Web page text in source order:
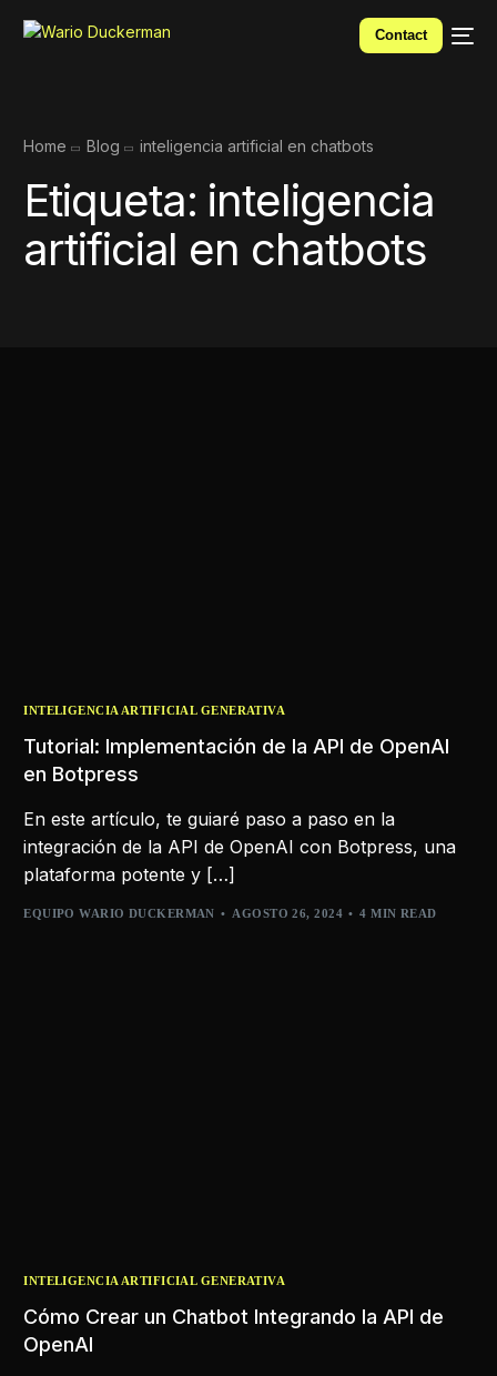
Contact
Home Blog inteligencia artificial en chatbots
Etiqueta: inteligencia
artificial en chatbots
INTELIGENCIA ARTIFICIAL GENERATIVA
Tutorial: Implementación de la API de OpenAI
en Botpress
En este artículo, te guiaré paso a paso en la
integración de la API de OpenAI con Botpress, una
plataforma potente y […]
EQUIPO WARIO DUCKERMAN AGOSTO 26, 2024 4 MIN READ
INTELIGENCIA ARTIFICIAL GENERATIVA
Cómo Crear un Chatbot Integrando la API de
OpenAI